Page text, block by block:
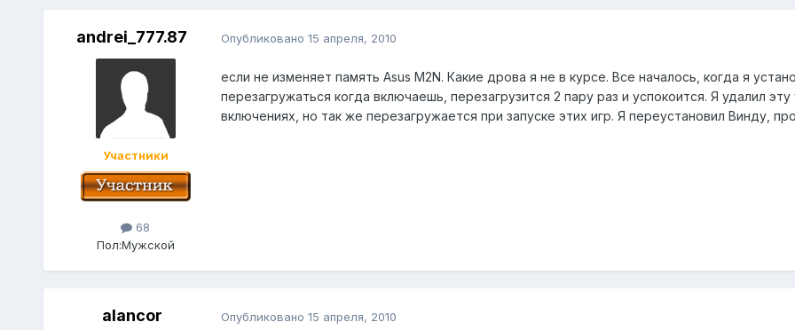
andrei_777.87
Участники
68
Пол:Мужской
Опубликовано 15 апреля, 2010
если не изменяет память Asus M2N. Какие дрова я не в курсе. Все началось, когда я
перезагружаться когда включаешь, перезагрузится 2 пару раз и успокоится. Я удалил
включениях, но так же перезагружается при запуске этих игр. Я переустановил Винду,
alancor Опубликовано 15 апреля, 2010